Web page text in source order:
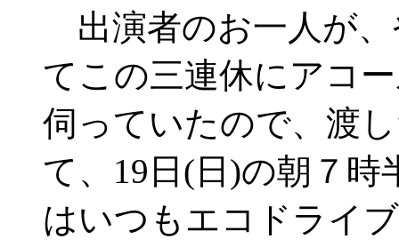
出演者のお一人が
てこの三連休にアコ
伺っていたので、渡
て、19日(日)の朝７
はいつもエコドライ